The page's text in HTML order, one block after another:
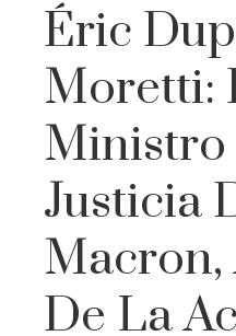
Éric
Moretti:
Ministro
Justicia
Macron,
De La